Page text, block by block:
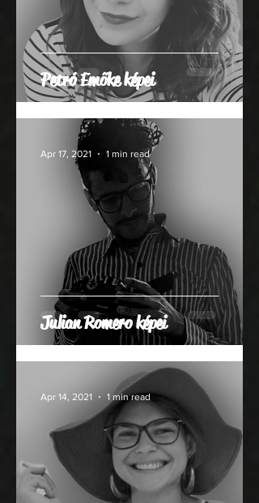
Petró Emőke képei
Julian Romero képei
Apr 17, 2021 1 min read
Apr 14, 2021 1 min read